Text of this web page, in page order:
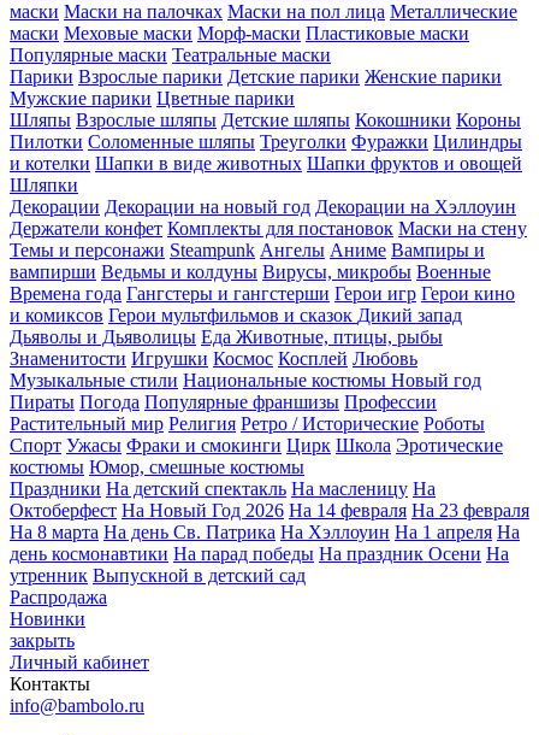
маски Маски на палочках Маски на пол лица Металлические
маски Меховые маски Морф-маски Пластиковые маски
Популярные маски Театральные маски
Парики Взрослые парики Детские парики Женские парики
Мужские парики Цветные парики
Шляпы Взрослые шляпы Детские шляпы Кокошники Короны
Пилотки Соломенные шляпы Треуголки Фуражки Цилиндры
и котелки Шапки в виде животных Шапки фруктов и овощей
Шляпки
Декорации Декорации на новый год Декорации на Хэллоуин
Держатели конфет Комплекты для постановок Маски на стену
Темы и персонажи Steampunk Ангелы Аниме Вампиры и
вампирши Ведьмы и колдуны Вирусы, микробы Военные
Времена года Гангстеры и гангстерши Герои игр Герои кино
и комиксов Герои мультфильмов и сказок Дикий запад
Дьяволы и Дьяволицы Еда Животные, птицы, рыбы
Знаменитости Игрушки Космос Косплей Любовь
Музыкальные стили Национальные костюмы Новый год
Пираты Погода Популярные франшизы Профессии
Растительный мир Религия Ретро / Исторические Роботы
Спорт Ужасы Фраки и смокинги Цирк Школа Эротические
костюмы Юмор, смешные костюмы
Праздники На детский спектакль На масленицу На
Октоберфест На Новый Год 2026 На 14 февраля На 23 февраля
На 8 марта На день Св. Патрика На Хэллоуин На 1 апреля На
день космонавтики На парад победы На праздник Осени На
утренник Выпускной в детский сад
Распродажа
Новинки
закрыть
Личный кабинет
Контакты
info@bambolo.ru